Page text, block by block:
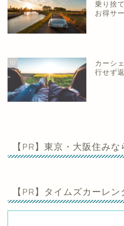
乗り捨
お得サ
10
カーシ
行せず
【PR】東京・大阪住みな
【PR】タイムズカーレ